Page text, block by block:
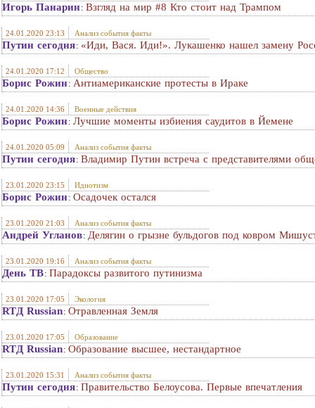
Игорь Панарин: Взгляд на мир #8 Кто стоит над Трампом
24.01.2020 23:13 Анализ события факты
Путин сегодня: «Иди, Вася. Иди!». Лукашенко нашел замену
24.01.2020 17:12 Общество
Борис Рожин: Антиамериканские протесты в Ираке
24.01.2020 14:36 Военные действия
Борис Рожин: Лучшие моменты избиения саудитов в Йемене
24.01.2020 05:09 Анализ события факты
Путин сегодня: Владимир Путин встреча с представителями
23.01.2020 23:15 Идиотизм
Борис Рожин: Осадочек остался
23.01.2020 21:03 Анализ события факты
Андрей Угланов: Делягин о грызне бульдогов под ковром
23.01.2020 19:16 Анализ события факты
День ТВ: Парадоксы развитого путинизма
23.01.2020 17:05 Экология
RTД Russian: Отравленная Земля
23.01.2020 17:05 Образование
RTД Russian: Образование высшее, нестандартное
23.01.2020 15:31 Анализ события факты
Путин сегодня: Правительство Белоусова. Первые впечатления